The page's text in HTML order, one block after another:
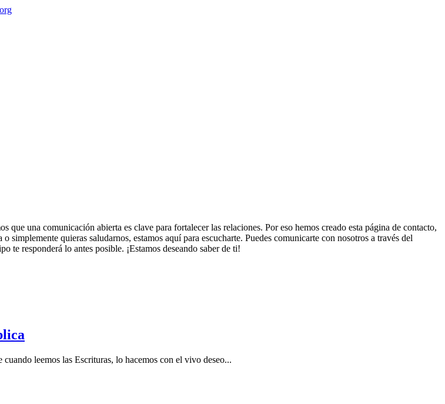
una comunicación abierta es clave para fortalecer las relaciones. Por eso hemos creado esta página de contacto,
simplemente quieras saludarnos, estamos aquí para escucharte. Puedes comunicarte con nosotros a través del
responderá lo antes posible. ¡Estamos deseando saber de ti!
leemos las Escrituras, lo hacemos con el vivo deseo...